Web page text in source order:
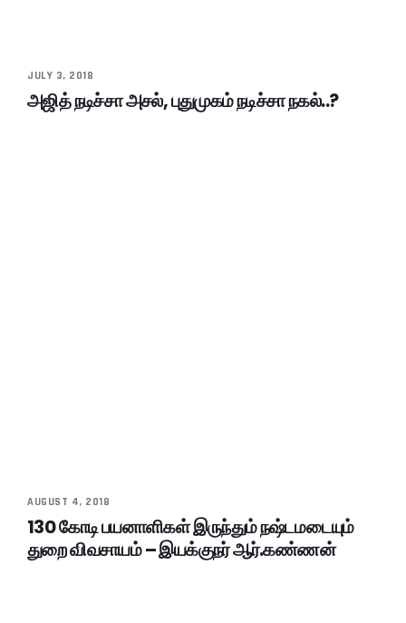
JULY 3, 2018
அஜித் நடிச்சா அசல், புதுமுகம் நடிச்சா நகல்..?
AUGUST 4, 2018
130 கோடி பயனாளிகள் இருந்தும் நஷ்டமடையும்
துறை விவசாயம் – இயக்குநர் ஆர்.கண்ணன்